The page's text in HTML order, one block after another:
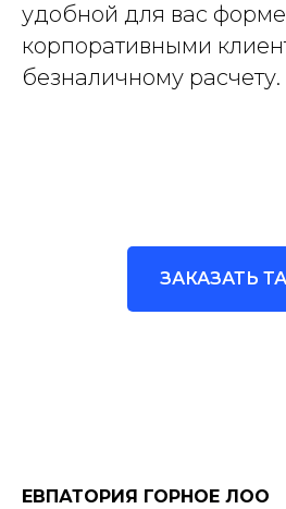
удобной для вас
корпоративными
безналичному расчету.
ЗАКАЗАТЬ
ЕВПАТОРИЯ ГОРНОЕ ЛОО